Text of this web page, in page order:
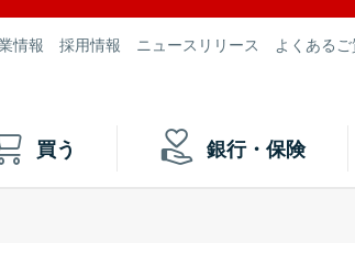
情報 採用情報 ニュースリリース よくある
買う 銀行・保険